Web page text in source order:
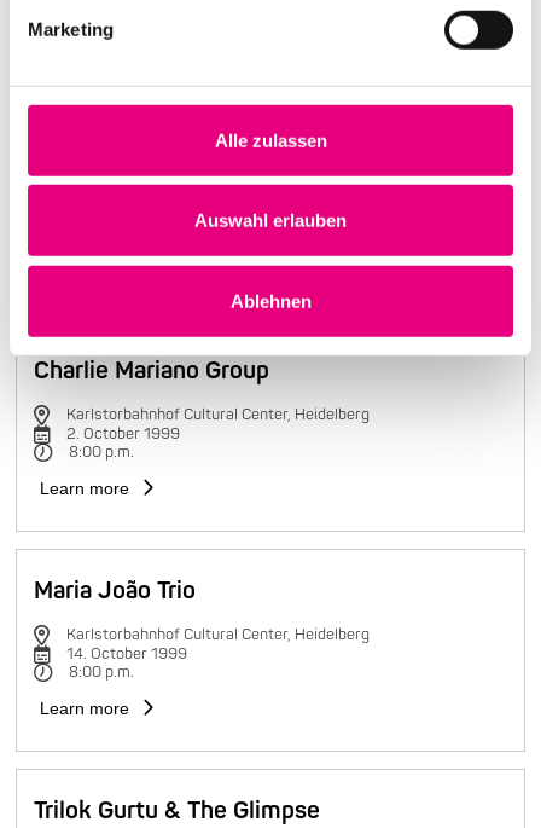
Marketing
Alle zulassen
Auswahl erlauben
Ablehnen
Nightmares on Wax
Learn more
Charlie Mariano Group
Karlstorbahnhof Cultural Center, Heidelberg
2. October 1999
8:00 p.m.
Learn more
Maria João Trio
Karlstorbahnhof Cultural Center, Heidelberg
14. October 1999
8:00 p.m.
Learn more
Trilok Gurtu & The Glimpse